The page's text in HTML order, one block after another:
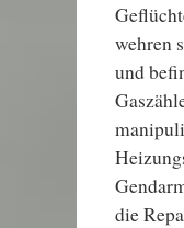
wehren
und
die